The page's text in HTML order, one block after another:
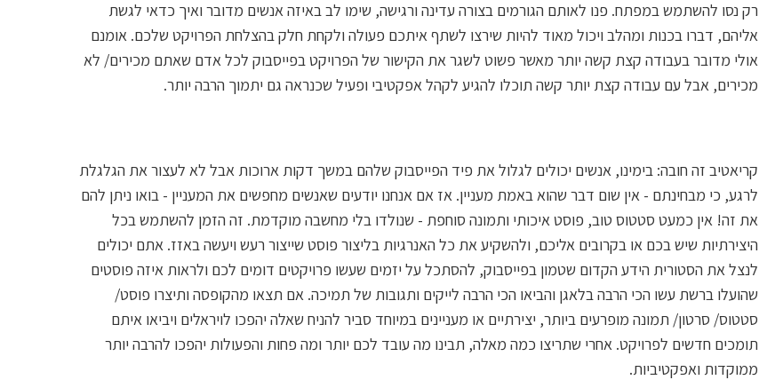
רק נסו להשתמש במפתח. פנו לאותם הגורמים בצורה עדינה ורגישה, שימו לב באיזה אנשים מדובר ואיך כדאי לגשת
אליהם, דברו בכנות ומהלב ויכול מאוד להיות שירצו לשתף איתכם פעולה ולקחת חלק בהצלחת הפרויקט שלכם. אומנם
אולי מדובר בעבודה קצת קשה יותר מאשר פשוט לשגר את הקישור של הפרויקט בפייסבוק לכל אדם שאתם מכירים/ לא
מכירים, אבל עם עבודה קצת יותר קשה תוכלו להגיע לקהל אפקטיבי ופעיל שכנראה גם יתמוך הרבה יותר.
קריאטיב זה חובה: בימינו, אנשים יכולים לגלול את פיד הפייסבוק שלהם במשך דקות ארוכות אבל לא לעצור את הגלגלת
לרגע, כי מבחינתם - אין שום דבר שהוא באמת מעניין. אז אם אנחנו יודעים שאנשים מחפשים את המעניין - בואו ניתן להם
את זה! אין כמעט סטטוס טוב, פוסט איכותי ותמונה סוחפת - שנולדו בלי מחשבה מוקדמת. זה הזמן להשתמש בכל
היצירתיות שיש בכם או בקרובים אליכם, ולהשקיע את כל האנרגיות בליצור פוסט שייצור רעש ויעשה באזז. אתם יכולים
לנצל את הסטורית הידע הקדום שטמון בפייסבוק, להסתכל על יזמים שעשו פרויקטים דומים לכם ולראות איזה פוסטים
שהועלו ברשת עשו הכי הרבה בלאגן והביאו הכי הרבה לייקים ותגובות של תמיכה. אם תצאו מהקופסה ותיצרו פוסט/
סטטוס/ סרטון/ תמונה מופרעים ביותר, יצירתיים או מעניינים במיוחד סביר להניח שאלה יהפכו לויראלים ויביאו איתם
תומכים חדשים לפרויקט. אחרי שתריצו כמה מאלה, תבינו מה עובד לכם יותר ומה פחות והפעולות יהפכו להרבה יותר
ממוקדות ואפקטיביות.